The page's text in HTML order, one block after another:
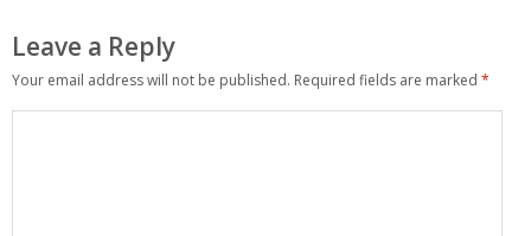
Leave a Reply
Your email address will not be published. Required fields are marked *